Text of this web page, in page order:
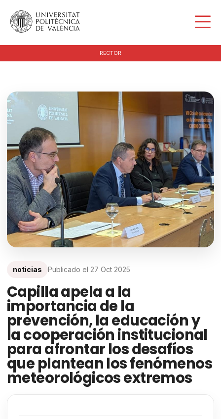
RECTOR
noticias Publicado el 27 Oct 2025
Capilla apela a la
importancia de la
prevención, la educación y
la cooperación institucional
para afrontar los desafíos
que plantean los fenómenos
meteorológicos extremos